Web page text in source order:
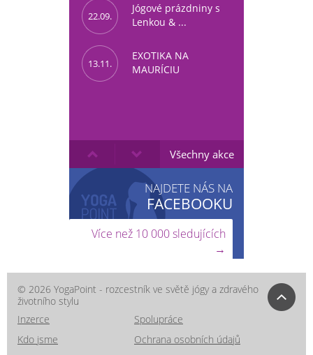
22.09.
Jógové prázdniny s
Lenkou & ...
13.11.
EXOTIKA NA
MAURÍCIU
Všechny akce
NAJDETE NÁS NA
FACEBOOKU
Více než 10 000 sledujících
→
© 2026 YogaPoint - rozcestník ve světě jógy a zdravého
životního stylu
Inzerce
Spolupráce
Kdo jsme
Ochrana osobních údajů